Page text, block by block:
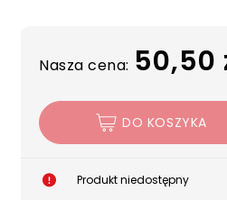
Nasza cena: 50,50
DO KOSZYKA
Produkt niedostępny